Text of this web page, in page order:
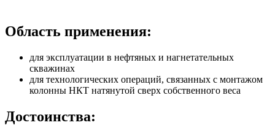
Область применения:
для эксплуатации в нефтяных и нагнетательных
скважинах
для технологических операций, связанных с монтажом
колонны НКТ натянутой сверх собственного веса
Достоинства: